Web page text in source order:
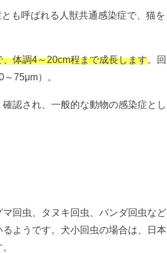
も呼ばれる人獣共通感染症で、猫を
体調4～20cm程まで成長します。回
75μm）。
認され、一般的な動物の感染症とし
回虫、タヌキ回虫、パンダ回虫など
るようです。犬小回虫の場合は、日本